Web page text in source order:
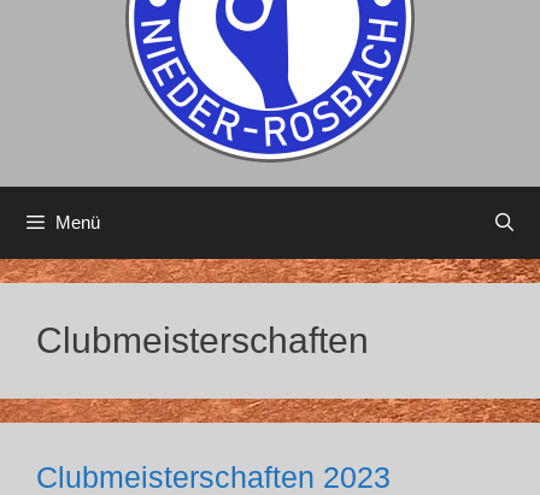
Menü
Clubmeisterschaften
Clubmeisterschaften 2023